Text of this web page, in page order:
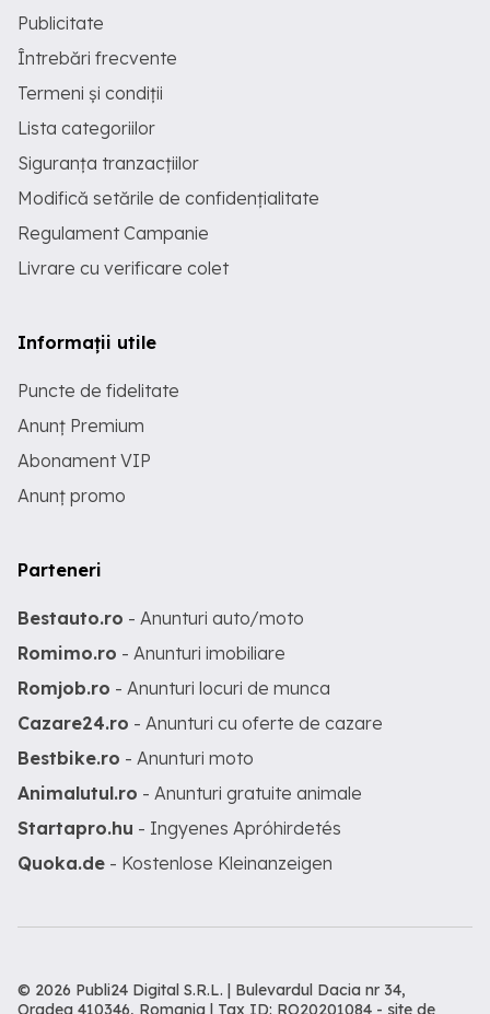
Publicitate
Întrebări frecvente
Termeni și condiții
Lista categoriilor
Siguranța tranzacțiilor
Modifică setările de confidențialitate
Regulament Campanie
Livrare cu verificare colet
Informații utile
Puncte de fidelitate
Anunț Premium
Abonament VIP
Anunț promo
Parteneri
Bestauto.ro - Anunturi auto/moto
Romimo.ro - Anunturi imobiliare
Romjob.ro - Anunturi locuri de munca
Cazare24.ro - Anunturi cu oferte de cazare
Bestbike.ro - Anunturi moto
Animalutul.ro - Anunturi gratuite animale
Startapro.hu - Ingyenes Apróhirdetés
Quoka.de - Kostenlose Kleinanzeigen
© 2026 Publi24 Digital S.R.L. | Bulevardul Dacia nr 34,
Oradea 410346, Romania | Tax ID: RO20201084 - site de